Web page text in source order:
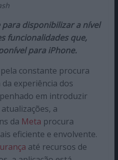
disponibilizar a nível
funcionalidades que,
para iPhone.
constante procura
experiência dos
em introduzir
a
da Meta procura
eficiente e envolvente.
até recursos de